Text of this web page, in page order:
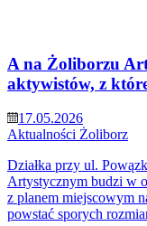
A na Żoliborzu
aktywistów, z
17.05.2026
Aktualności Żoliborz
Działka przy ul.
Artystycznym budzi w
z planem miejscowym
powstać sporych